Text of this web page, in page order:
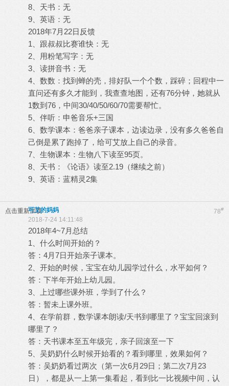
8、天书：无
9、英语：无
2018年7月22日反馈
1、跟叔叔比赛谁快：无
2、用粉笔写字：无
3、读拼音书：无
4、数数：找到蝉的壳，排好队一个个数，踩碎；回程中一
直问还有多久才能到，我查查地图，还有76分钟，她就从
1数到76，中间30/40/50/60/70需要帮忙。
5、伴听：申爸音乐+三国
6、数学课本：爸爸亲子课本，边读边录，没有多久爸爸自
己倒是累了跑掉了，给可艾放上自己的录音。
7、生物课本：生物八下读至95页。
8、天书：《论语》读至2.19（继续之前）
9、英语：蓝精灵2集
点击重新加载 78#
可艾的妈妈
2018-7-24 14:11:48
2018年4~7月总结
1、什么时间开始的？
答：4月7日开始亲子课本。
2、开始的时候，宝宝在幼儿园学过什么，水平如何？
答：下半年开始上幼儿园。
3、上过哪些课外班，学到了什么？
答：暂未上课外班。
4、在学前群，数学课本朗读/天书到哪里了？宝宝回滚到
哪里了？
答：天书课本至五年级完，亲子回滚至一下
5、吴奶奶什么时候开始看的？看到哪里，效果如何？
答：吴奶奶看过两次（第一次6月29日；第二次7月23
日），都是从一上第一集看起，看到比一比视频中间，认